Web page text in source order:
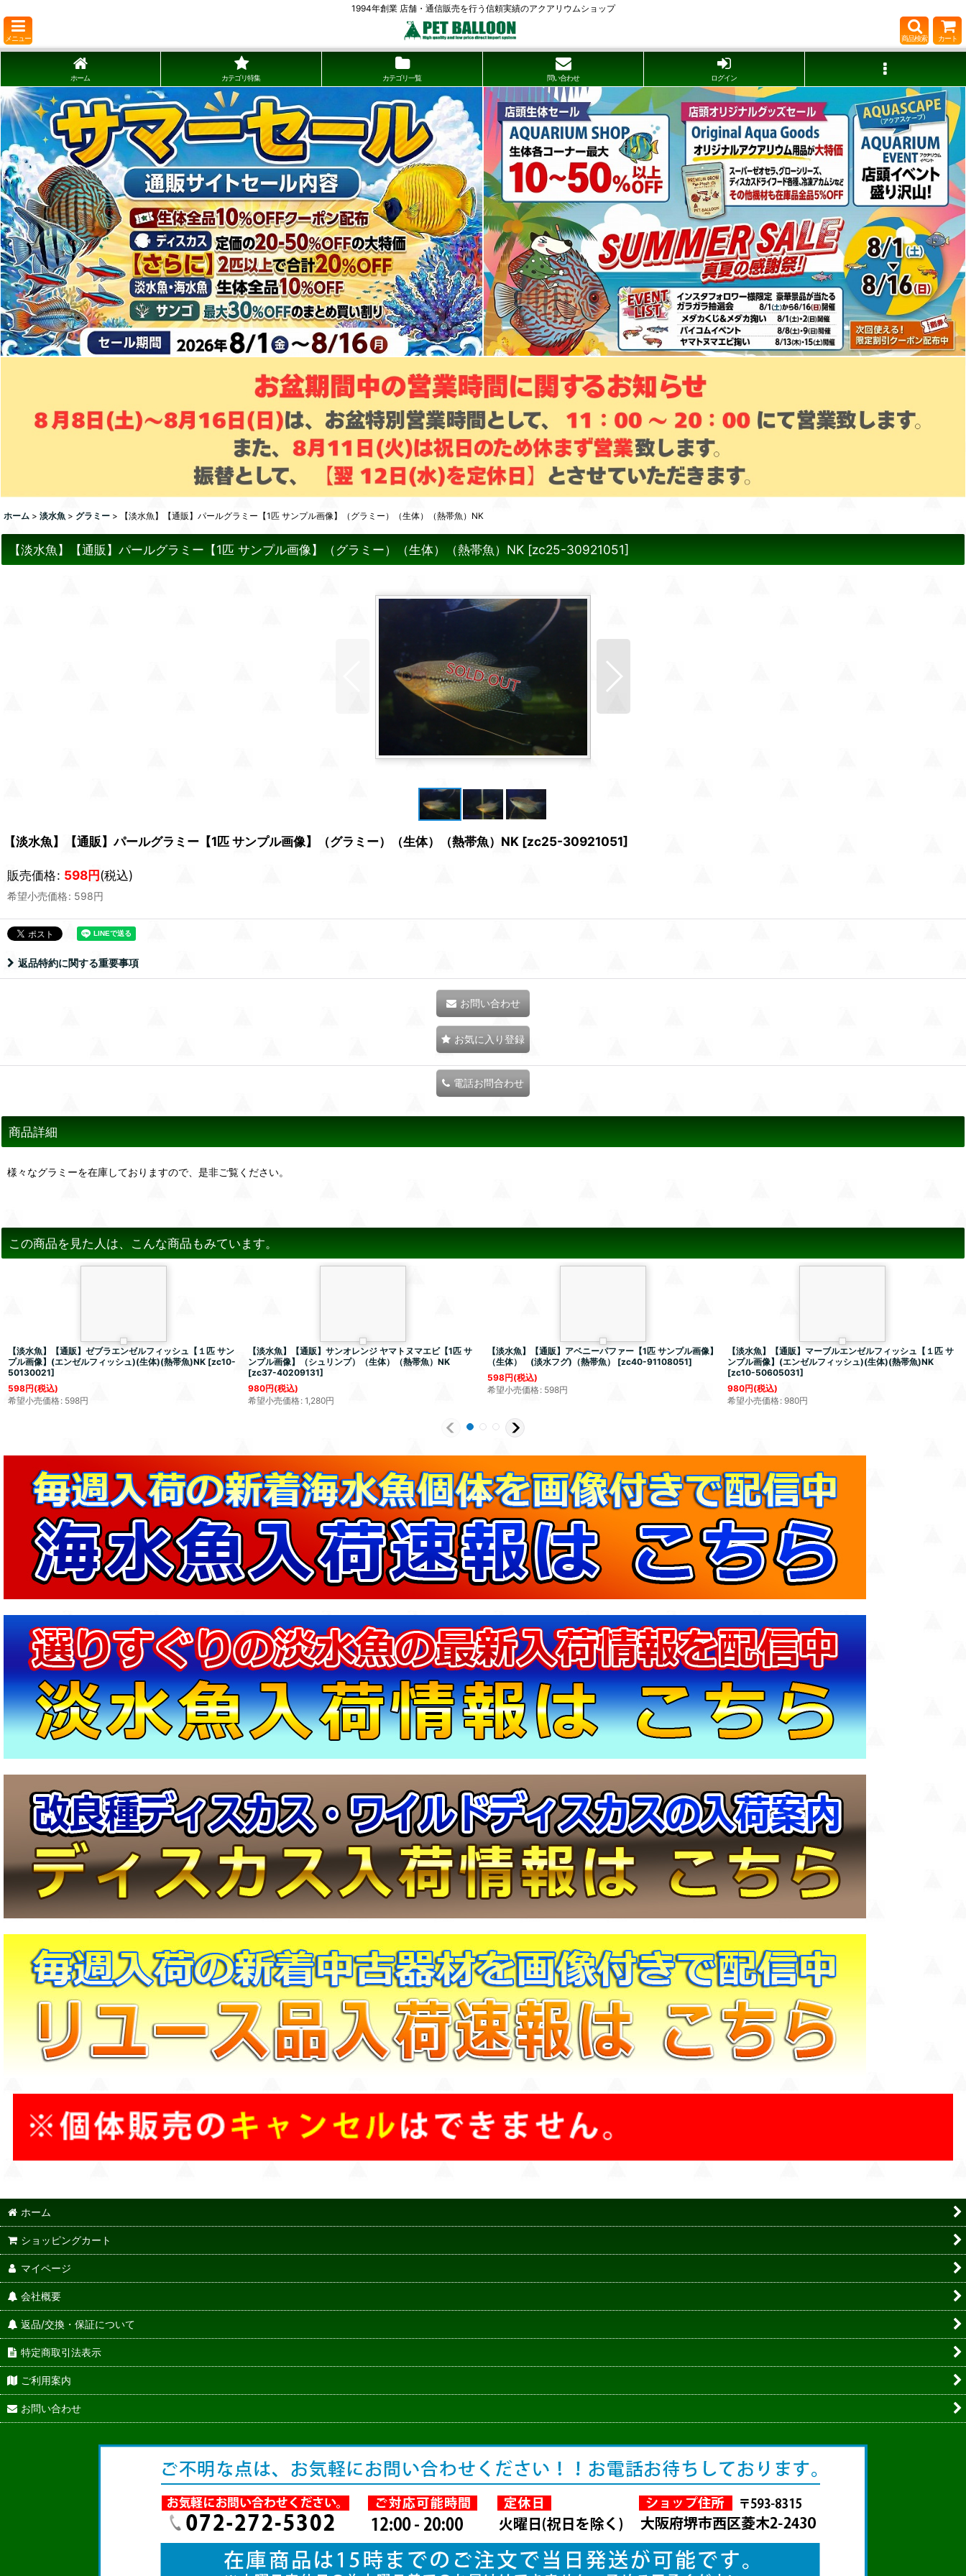
1994年創業 店舗・通信販売を行う信頼実績のアクアリウムショップ
メニュー 商品検索 カート
ホーム カテゴリ特集 カテゴリ一覧 問い合わせ ログイン
ホーム > 淡水魚 > グラミー > 【淡水魚】【通販】パールグラミー【1匹 サンプル画像】（グラミー）（生体）（熱帯魚）NK
【淡水魚】【通販】パールグラミー【1匹 サンプル画像】（グラミー）（生体）（熱帯魚）NK [zc25-30921051]
【淡水魚】【通販】パールグラミー【1匹 サンプル画像】（グラミー）（生体）（熱帯魚）NK [zc25-30921051]
販売価格: 598円(税込)
希望小売価格: 598円
返品特約に関する重要事項
お問い合わせ
お気に入り登録
電話お問合わせ
商品詳細
様々なグラミーを在庫しておりますので、是非ご覧ください。
この商品を見た人は、こんな商品もみています。
【淡水魚】【通販】ゼブラエンゼルフィッシュ【１匹 サン
プル画像】(エンゼルフィッシュ)(生体)(熱帯魚)NK [zc10-
50130021]
598円(税込)
希望小売価格: 598円
【淡水魚】【通販】サンオレンジ ヤマトヌマエビ【1匹 サ
ンプル画像】（シュリンプ）（生体）（熱帯魚）NK
[zc37-40209131]
980円(税込)
希望小売価格: 1,280円
【淡水魚】【通販】アベニーパファー【1匹 サンプル画像】
（生体） (淡水フグ)（熱帯魚）
[zc40-91108051]
598円(税込)
希望小売価格: 598円
【淡水魚】【通販】マーブルエンゼルフィッシュ【１匹 サ
ンプル画像】(エンゼルフィッシュ)(生体)(熱帯魚)NK
[zc10-50605031]
980円(税込)
希望小売価格: 980円
ホーム
ショッピングカート
マイページ
会社概要
返品/交換・保証について
特定商取引法表示
ご利用案内
お問い合わせ